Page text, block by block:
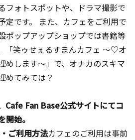
フォトスポットや、ドラマ撮影で
定です。 また、カフェをご利用で
ポップアップショップでは書籍等
「笑ゥせぇるすまんカフェ ～♡オ
めします～」で、オナカのスキマ
めてみては？
Cafe Fan Base公式サイトにてコ
開始。
ご利用方法カフェのご利用は事前